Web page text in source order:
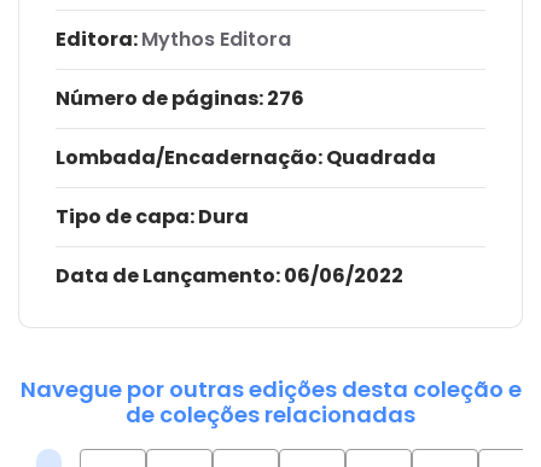
Editora:Mythos Editora
Número de páginas: 276
Lombada/Encadernação: Quadrada
Tipo de capa:Dura
Data de Lançamento:06/06/2022
Navegue por outras edições desta coleção e
de coleções relacionadas